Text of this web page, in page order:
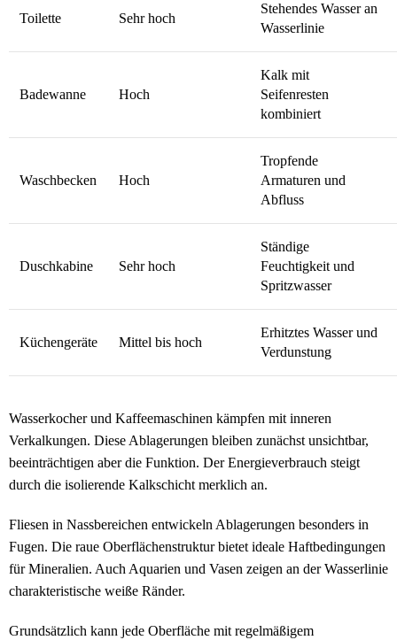
Toilette Sehr hoch
Stehendes Wasser an
Wasserlinie
Badewanne Hoch
Kalk mit
Seifenresten
kombiniert
Waschbecken Hoch
Tropfende
Armaturen und
Abfluss
Duschkabine Sehr hoch
Ständige
Feuchtigkeit und
Spritzwasser
Küchengeräte Mittel bis hoch
Erhitztes Wasser und
Verdunstung
Wasserkocher und Kaffeemaschinen kämpfen mit inneren
Verkalkungen. Diese Ablagerungen bleiben zunächst unsichtbar,
beeinträchtigen aber die Funktion. Der Energieverbrauch steigt
durch die isolierende Kalkschicht merklich an.
Fliesen in Nassbereichen entwickeln Ablagerungen besonders in
Fugen. Die raue Oberflächenstruktur bietet ideale Haftbedingungen
für Mineralien. Auch Aquarien und Vasen zeigen an der Wasserlinie
charakteristische weiße Ränder.
Grundsätzlich kann jede Oberfläche mit regelmäßigem